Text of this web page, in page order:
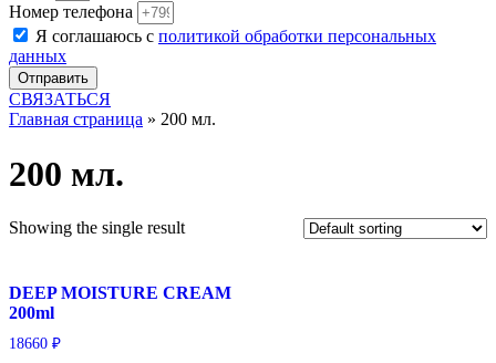
Номер телефона
Я соглашаюсь с политикой обработки персональных
данных
Отправить
СВЯЗАТЬСЯ
Главная страница » 200 мл.
200 мл.
Showing the single result
DEEP MOISTURE CREAM
200ml
18660 ₽